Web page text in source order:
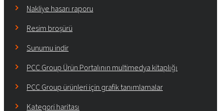
Nakliye hasarı raporu
Resim broşürü
Sunumu indir
PCC Group Ürün Portalının multimedya kitaplığı
PCC Group ürünleri için grafik tanımlamalar
Kategori haritası